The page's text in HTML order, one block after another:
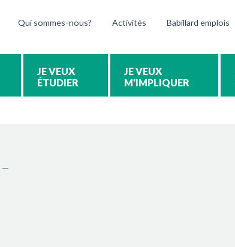
Qui sommes-nous? Activités Babillard emplois
ÉTUDIER M'IMPLIQUER
—